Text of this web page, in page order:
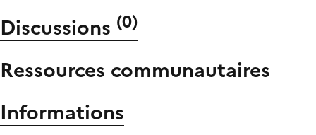
Discussions (0)
Ressources communautaires
Informations